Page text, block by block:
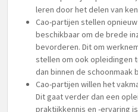
leren door het delen van
Cao-partijen stellen
beschikbaar om de brede
bevorderen. Dit om
stellen om ook opleidingen
dan binnen de schoonmaak
Cao-partijen willen het
Dit gaat verder dan een
praktijkkennis en -ervaring